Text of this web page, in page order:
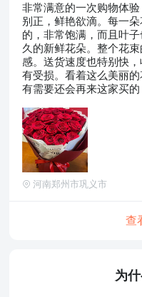
非常满意的一次购物体
别正，鲜艳欲滴。每一
的，非常饱满，而且叶
久的新鲜花朵。整个花
感。送货速度也特别快
有受损。看着这么美丽
有需要还会再来这家买的
河南郑州市巩义市
查
为